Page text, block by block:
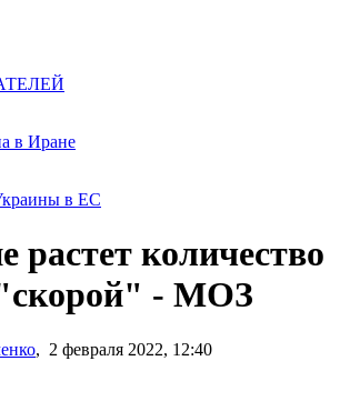
в Иране
в ЕС
растет количество
- МОЗ
, 2 февраля 2022, 12:40